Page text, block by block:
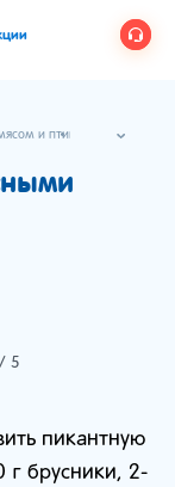
и птицей
/ 5
пикантную
г брусники, 2-